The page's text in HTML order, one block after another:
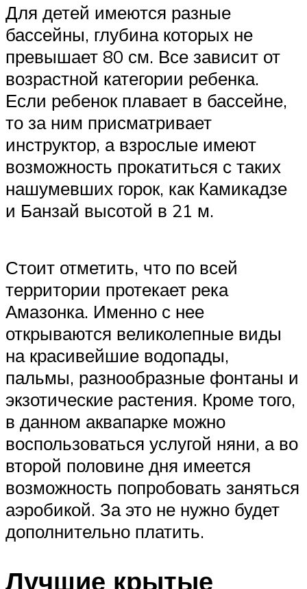
Для детей имеются разные
бассейны, глубина которых не
превышает 80 см. Все зависит от
возрастной категории ребенка.
Если ребенок плавает в бассейне,
то за ним присматривает
инструктор, а взрослые имеют
возможность прокатиться с таких
нашумевших горок, как Камикадзе
и Банзай высотой в 21 м.
Стоит отметить, что по всей
территории протекает река
Амазонка. Именно с нее
открываются великолепные виды
на красивейшие водопады,
пальмы, разнообразные фонтаны и
экзотические растения. Кроме того,
в данном аквапарке можно
воспользоваться услугой няни, а во
второй половине дня имеется
возможность попробовать заняться
аэробикой. За это не нужно будет
дополнительно платить.
Лучшие крытые